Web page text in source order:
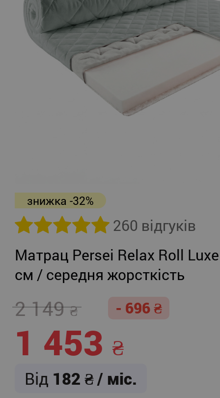
знижка -32%
260 відгуків
Матрац Persei Relax Roll
см / середня жорсткість
2 149 - 696
1 453
Від 182 / міс.